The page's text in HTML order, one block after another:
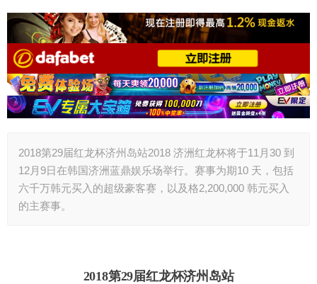
2018第29届红龙杯济州岛站2018 济洲红龙杯将于11月30 到
12月9日在韩国济洲蓝鼎娱乐场举行。赛事为期10 天，包括
六千万韩元买入的超级豪客赛，以及格2,200,000 韩元买入
的主赛事。
2018第29届红龙杯济州岛站